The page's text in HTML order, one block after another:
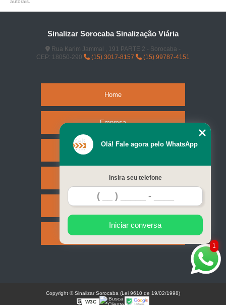
autorais
Sinalizar Sorocaba Sinalização Viária
Rua Karim Jammal , 191 PARTE 2 - Sorocaba -
CEP: 18050-290
(15) 3017-8157 (15) 99787-4151
Home
Empresa
Serviços
Contato
Mapa do site
1
Olá! Fale agora pelo WhatsApp
Insira seu telefone
Iniciar conversa
Copyright © Sinalizar Sorocaba (Lei 9610 de 19/02/1998)
W3C